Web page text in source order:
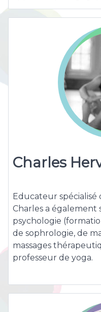
Charles
Educateur spécialisé
Charles a également
psychologie
de sophrologie, de
massages
professeur de yoga.